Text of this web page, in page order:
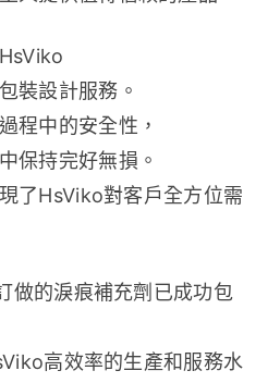
裝設計服務。
程中的安全性，
保持完好無損。
了HsViko對客戶全方位需
做的淚痕補充劑已成功包
高效率的生產和服務水